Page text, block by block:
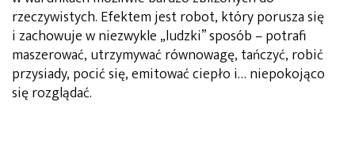
rzeczywistych. Efektem jest robot, który porusza się
i zachowuje w niezwykle „ludzki” sposób – potrafi
maszerować, utrzymywać równowagę, tańczyć, robić
przysiady, pocić się, emitować ciepło i… niepokojąco
się rozglądać.